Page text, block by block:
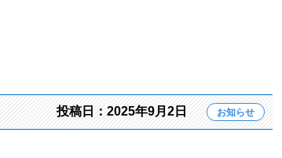
投稿日：2025年9月2日 お知らせ